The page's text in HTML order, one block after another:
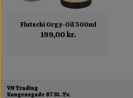
Flutschi Orgy-Oil 500ml
199,00 kr.
VN Trading
Kongensgade 87 St. Tv.